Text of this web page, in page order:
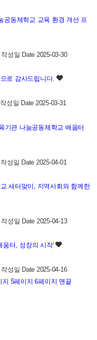
공동체학교 교육 환경 개선 프
작성일 Date 2025-03-30
로 감사드립니다.
작성일 Date 2025-03-31
기관 나눔공동체학교 배움터
작성일 Date 2025-04-01
새터맞이, 지역사회와 함께한
작성일 Date 2025-04-13
움터, 성장의 시작'
작성일 Date 2025-04-16
지 5페이지 6페이지 맨끝